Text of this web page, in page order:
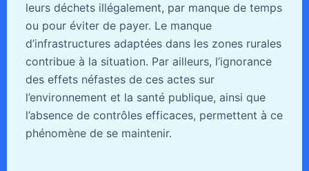
leurs déchets illégalement, par manque de temps
ou pour éviter de payer. Le manque
d’infrastructures adaptées dans les zones rurales
contribue à la situation. Par ailleurs, l’ignorance
des effets néfastes de ces actes sur
l’environnement et la santé publique, ainsi que
l’absence de contrôles efficaces, permettent à ce
phénomène de se maintenir.